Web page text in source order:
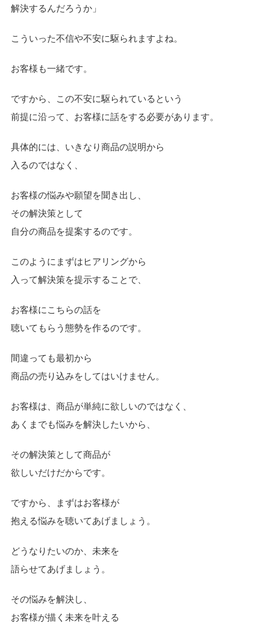
解決するんだろうか」
こういった不信や不安に駆られますよね。
お客様も一緒です。
ですから、この不安に駆られているという
前提に沿って、お客様に話をする必要があります。
具体的には、いきなり商品の説明から
入るのではなく、
お客様の悩みや願望を聞き出し、
その解決策として
自分の商品を提案するのです。
このようにまずはヒアリングから
入って解決策を提示することで、
お客様にこちらの話を
聴いてもらう態勢を作るのです。
間違っても最初から
商品の売り込みをしてはいけません。
お客様は、商品が単純に欲しいのではなく、
あくまでも悩みを解決したいから、
その解決策として商品が
欲しいだけだからです。
ですから、まずはお客様が
抱える悩みを聴いてあげましょう。
どうなりたいのか、未来を
語らせてあげましょう。
その悩みを解決し、
お客様が描く未来を叶える